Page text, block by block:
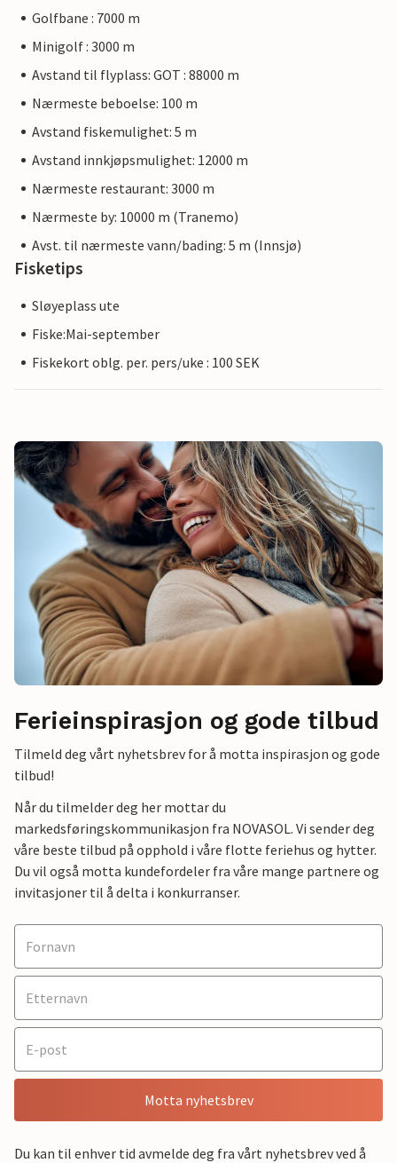
Golfbane : 7000 m
Minigolf : 3000 m
Avstand til flyplass: GOT : 88000 m
Nærmeste beboelse: 100 m
Avstand fiskemulighet: 5 m
Avstand innkjøpsmulighet: 12000 m
Nærmeste restaurant: 3000 m
Nærmeste by: 10000 m (Tranemo)
Avst. til nærmeste vann/bading: 5 m (Innsjø)
Fisketips
Sløyeplass ute
Fiske:Mai-september
Fiskekort oblg. per. pers/uke : 100 SEK
Ferieinspirasjon og gode tilbud
Tilmeld deg vårt nyhetsbrev for å motta inspirasjon og gode
tilbud!
Når du tilmelder deg her mottar du
markedsføringskommunikasjon fra NOVASOL. Vi sender deg
våre beste tilbud på opphold i våre flotte feriehus og hytter.
Du vil også motta kundefordeler fra våre mange partnere og
invitasjoner til å delta i konkurranser.
Motta nyhetsbrev
Du kan til enhver tid avmelde deg fra vårt nyhetsbrev ved å